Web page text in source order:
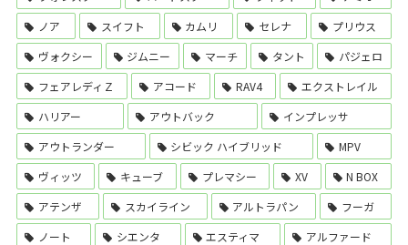
ルークス買取(下取り)価格
GT-R買取(下取り)価格
ノア
スイフト カムリ セレナ
プリウス
ヴォクシー
ジムニー マーチ タント
パジェロ
フェアレディＺ
アコード RAV4
エクストレイル
ハリアー
アウトバック
インプレッサ
アウトランダー
シビック ハイブリッド
MPV
ヴィッツ
キューブ プレマシー XV
N BOX
アテンザ
スカイライン アルトラパン
フーガ
ノート
シエンタ エスティマ アルファード